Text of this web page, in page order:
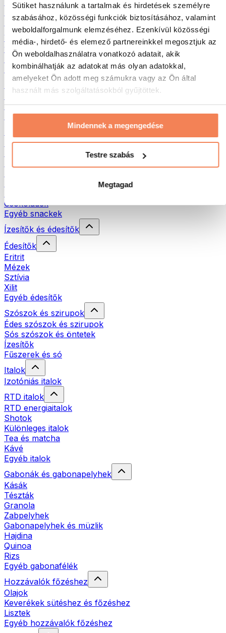
Sütiket használunk a tartalmak és hirdetések személyre
szabásához, közösségi funkciók biztosításához, valamint
weboldalforgalmunk elemzéséhez. Ezenkívül közösségi
média-, hirdető- és elemező partnereinkkel megosztjuk az
Ön weboldalhasználatra vonatkozó adatait, akik
kombinálhatják az adatokat más olyan adatokkal,
amelyeket Ön adott meg számukra vagy az Ön által
használt más szolgáltatásokból gyűjtöttek.
Mindennek a megengedése
Testre szabás
Megtagad
Hús
Hüvelyesek
Egyéb fitness élelmiszerek
Vajak
100% Magvajak
Édes magvajak
Fehérjés magvajak
Szuperélelmiszerek
Zöld szuperélelmiszerek
Rostok
Egyéb szuperélelmiszerek
Protein szeletek
Fehérjés chipsek és ropik
Csokoládék
Egyéb snackek
Ízesítők és édesítők
Édesítők
Eritrit
Mézek
Sztívia
Xilit
Egyéb édesítők
Szószok és szirupok
Édes szószok és szirupok
Sós szószok és öntetek
Ízesítők
Fűszerek és só
Italok
Izotóniás italok
RTD italok
RTD energiaitalok
Shotok
Különleges italok
Tea és matcha
Kávé
Egyéb italok
Gabonák és gabonapelyhek
Kásák
Tészták
Granola
Zabpelyhek
Gabonapelyhek és müzlik
Hajdina
Quinoa
Rizs
Egyéb gabonafélék
Hozzávalók főzéshez
Olajok
Keverékek sütéshez és főzéshez
Lisztek
Egyéb hozzávalók főzéshez